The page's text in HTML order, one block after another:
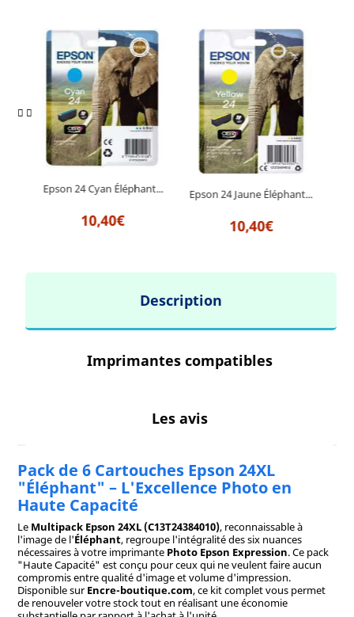
Epson 24 Cyan Éléphant...
10,40€
Epson 24 Jaune Éléphant...
10,40€
Description
Imprimantes compatibles
Les avis
Pack de 6 Cartouches Epson 24XL
"Éléphant" – L'Excellence Photo en
Haute Capacité
Le Multipack Epson 24XL (C13T24384010), reconnaissable à
l'image de l'Éléphant, regroupe l'intégralité des six nuances
nécessaires à votre imprimante Photo Epson Expression. Ce pack
"Haute Capacité" est conçu pour ceux qui ne veulent faire aucun
compromis entre qualité d'image et volume d'impression.
Disponible surEncre-boutique.com, ce kit complet vous permet
de renouveler votre stock tout en réalisant une économie